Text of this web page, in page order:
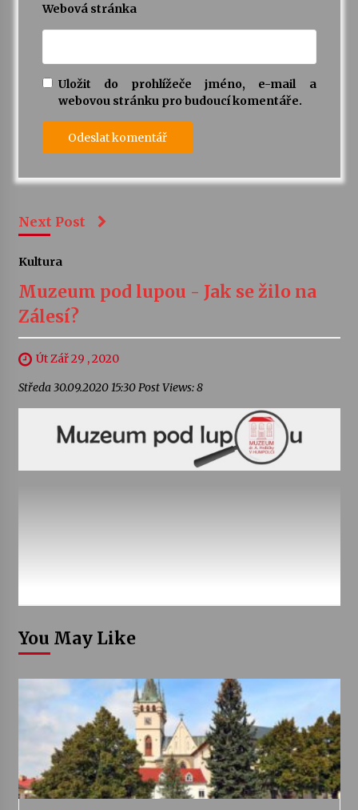
Webová stránka
Uložit do prohlížeče jméno, e-mail a
webovou stránku pro budoucí komentáře.
Next Post
Kultura
Muzeum pod lupou - Jak se žilo na
Zálesí?
Út Zář 29 , 2020
Středa 30.09.2020 15:30 Post Views: 8
You May Like